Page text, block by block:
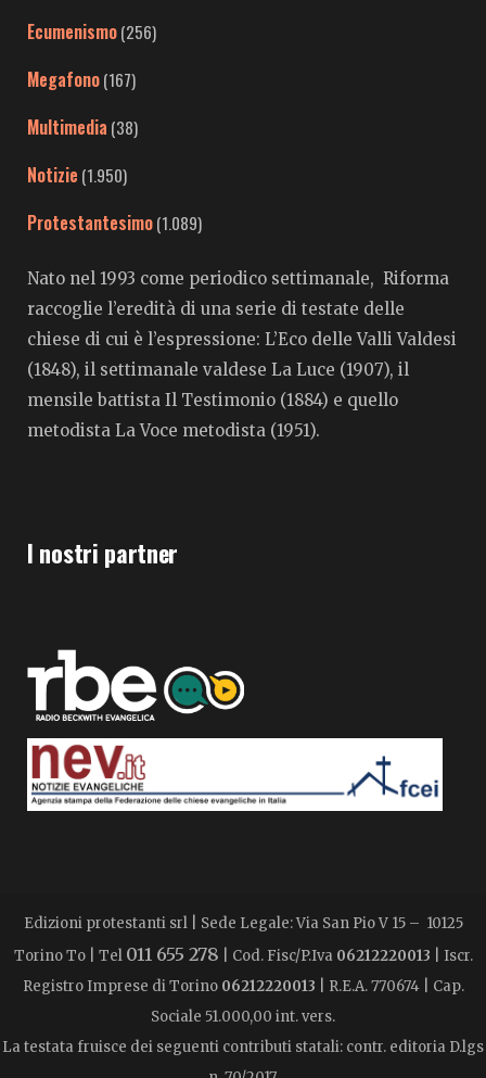
Ecumenismo(256)
Megafono(167)
Multimedia (38)
Notizie (1.950)
Protestantesimo(1.089)
Nato nel 1993 come periodico settimanale, Riforma
raccoglie l’eredità di una serie di testate delle
chiese di cui è l’espressione: L’Eco delle Valli Valdesi
(1848), il settimanale valdese La Luce (1907), il
mensile battista Il Testimonio (1884) e quello
metodista La Voce metodista (1951).
I nostri partner
Edizioni protestanti srl | Sede Legale: Via San Pio V 15 – 10125
Torino To | Tel 011 655 278 | Cod. Fisc/P.Iva 06212220013 | Iscr.
Registro Imprese di Torino 06212220013 | R.E.A. 770674 | Cap.
Sociale 51.000,00 int. vers.
La testata fruisce dei seguenti contributi statali: contr. editoria D.lgs